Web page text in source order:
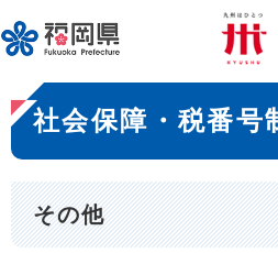
ー
ジ
先
頭
で
。
メニューを飛ばし
本
文
社会保障・税番号
その他